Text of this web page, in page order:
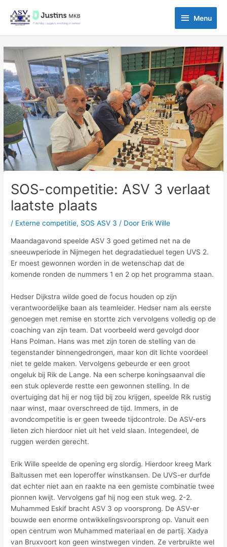
naar
inhoud
Menu
Menu
SOS-competitie: ASV 3 verlaat
laatste plaats
/ Externe competitie, SOS ASV 3 / Door Erik Wille
Maandagavond speelde ASV 3 goed getimed net na de
sneeuwperiode in Nijmegen het degradatieduel tegen UVS 2.
Er moest gewonnen worden in de wetenschap dat de
komende ronden de nummers 1 en 2 op het programma staan.
Hedser Dijkstra wilde goed de focus houden op zijn
verantwoordelijke baan als teamleider. Hedser nam als eerste
genoegen met remise en stortte zich vervolgens volledig op de
coaching van zijn team. Dat voorbeeld werd gevolgd door
Hans Polman. Hans was met zijn toren de stelling van de
tegenstander binnengedrongen, maar kon dit lichte voordeel
niet te gelde maken. Vervolgens gebeurde er een groot
ongeluk bij Rik de Lange. Na een scherpe koningsaanval die
een stuk opleverde restte een gewonnen stelling. In de
overtuiging dat hij er nog tijd bij zou krijgen, speelde Rik rustig
naar winst, maar overschreed de tijd. Immers, in de
avondcompetitie is er geen tweede tijdcontrole. De ASV-ers
lieten zich hierdoor niet uit het veld slaan. Integendeel, de
ruggen werden gerecht.
Erik Wille speelde de opening erg slordig. Hierdoor kreeg Mark
Baltussen met een loperoffer winstkansen. De UVS-er durfde
dat echter niet aan en raakte na een gemiste combinatie twee
pionnen kwijt. Vervolgens gaf hij nog een stuk weg. 2-2.
Muhammed Eskif bracht ASV 3 op voorsprong. De ASV-er
bouwde een enorme ontwikkelingsvoorsprong op. Vanuit een
open centrum won Muhammed materiaal en de partij. Xadya
van Bruxvoort kon geen winstwegen vinden. Ze verbruikte wel
Bericht
navigatie